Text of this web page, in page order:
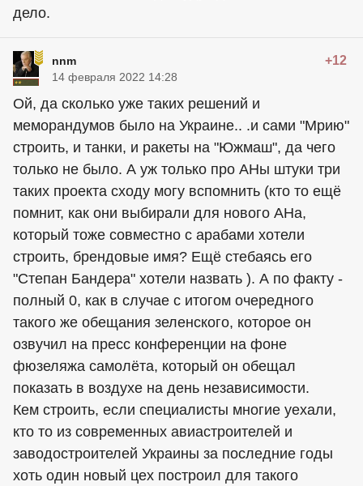
дело.
nnm +12
14 февраля 2022 14:28
Ой, да сколько уже таких решений и
меморандумов было на Украине.. .и сами "Мрию"
строить, и танки, и ракеты на "Южмаш", да чего
только не было. А уж только про АНы штуки три
таких проекта сходу могу вспомнить (кто то ещё
помнит, как они выбирали для нового АНа,
который тоже совместно с арабами хотели
строить, брендовые имя? Ещё стебаясь его
"Степан Бандера" хотели назвать ). А по факту -
полный 0, как в случае с итогом очередного
такого же обещания зеленского, которое он
озвучил на пресс конференции на фоне
фюзеляжа самолёта, который он обещал
показать в воздухе на день независимости.
Кем строить, если специалисты многие уехали,
кто то из современных авиастроителей и
заводостроителей Украины за последние годы
хоть один новый цех построил для такого